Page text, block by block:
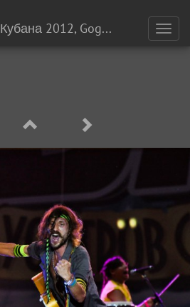
Кубана 2012, Gogol Bordello [3/